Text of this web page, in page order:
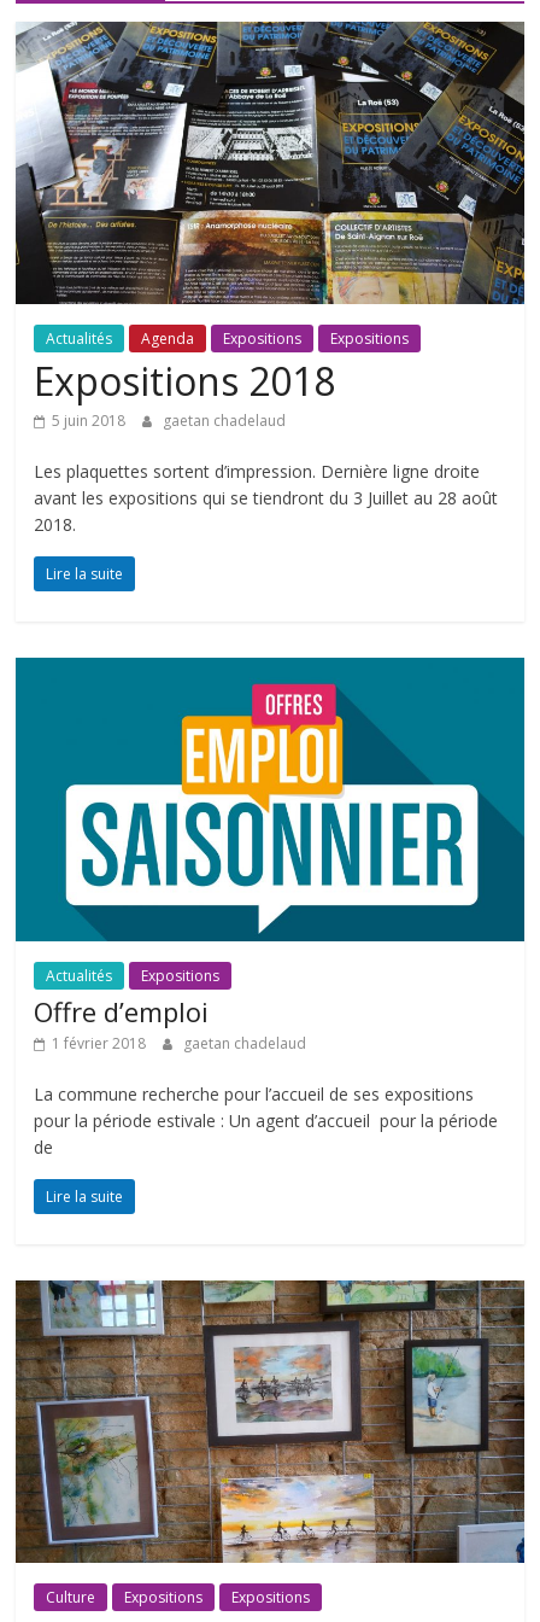
Actualités Agenda Expositions Expositions
Expositions 2018
5 juin 2018 gaetan chadelaud
Les plaquettes sortent d’impression. Dernière ligne droite
avant les expositions qui se tiendront du 3 Juillet au 28 août
2018.
Lire la suite
Actualités Expositions
Offre d’emploi
1 février 2018 gaetan chadelaud
La commune recherche pour l’accueil de ses expositions
pour la période estivale : Un agent d’accueil pour la période
de
Lire la suite
Culture Expositions Expositions